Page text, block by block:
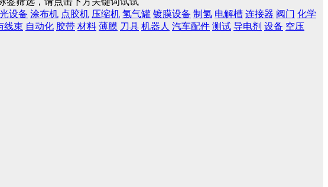
设备 涂布机 点胶机 压缩机 氢气罐 镀膜设备 制氢 电解槽 连接器 阀门 化学
线束 自动化 胶带 材料 薄膜 刀具 机器人 汽车配件 测试 导电剂 设备 空压